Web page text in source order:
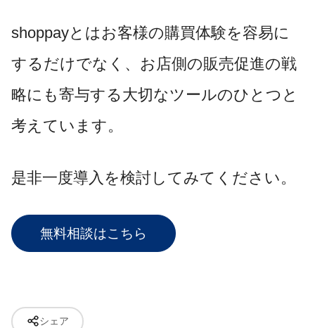
shoppayとはお客様の購買体験を容易に
するだけでなく、お店側の販売促進の戦
略にも寄与する大切なツールのひとつと
考えています。
是非一度導入を検討してみてください。
無料相談はこちら
シェア